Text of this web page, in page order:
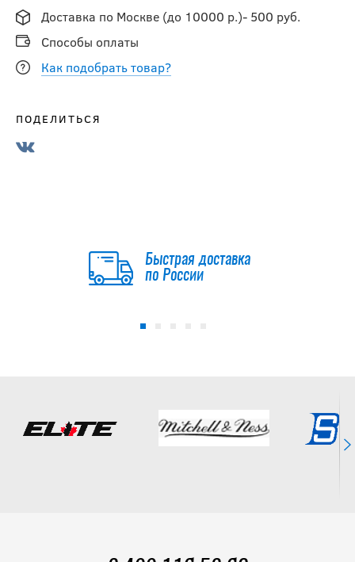
Доставка по Москве (до 10000 р.)- 500 руб.
Способы оплаты
Как подобрать товар?
ПОДЕЛИТЬСЯ
Быстрая доставка
по России